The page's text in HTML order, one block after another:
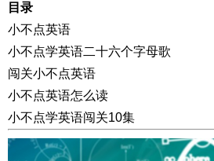
目录
小不点英语
小不点学英语二十六个字母歌
闯关小不点英语
小不点英语怎么读
小不点学英语闯关10集